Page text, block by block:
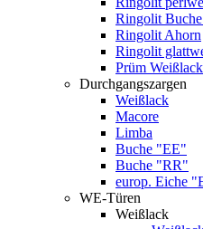
Ringolit
Ringolit Ahorn
Ringolit
Prüm
Durchgangszargen
Weißlack
Macore
Limba
Buche "EE"
Buche "RR"
europ. Eiche
WE-Türen
Weißlack